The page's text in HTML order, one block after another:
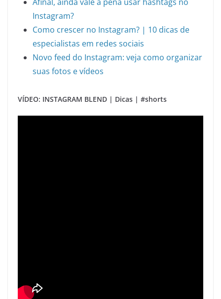
Afinal, ainda vale a pena usar hashtags no
Instagram?
Como crescer no Instagram? | 10 dicas de
especialistas em redes sociais
Novo feed do Instagram: veja como organizar
suas fotos e vídeos
VÍDEO: INSTAGRAM BLEND | Dicas | #shorts